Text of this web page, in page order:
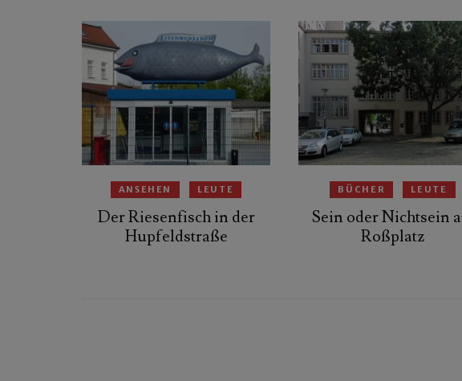
ANSEHEN LEUTE
Der Riesenfisch in der
Hupfeldstraße
BÜCHER LEUTE
Sein oder Nichtsein
Roßplatz